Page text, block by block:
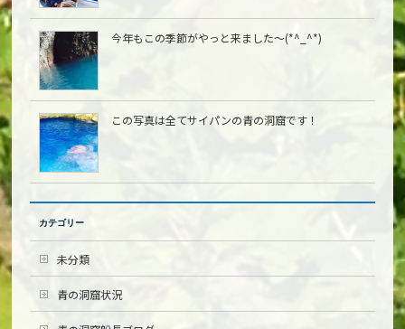
今年もこの季節がやっと来ました〜(*^_^*)
この写真は全てサイパンの青の洞窟です！
カテゴリー
未分類
青の洞窟状況